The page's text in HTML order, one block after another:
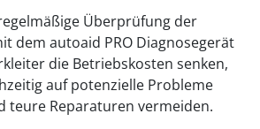
Überprüfung der
dem autoaid PRO Diagnosegerät
die Betriebskosten senken,
auf potenzielle Probleme
teure Reparaturen vermeiden.